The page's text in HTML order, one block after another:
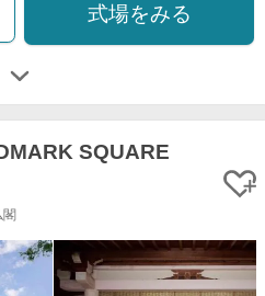
式場をみる
SQUARE
閣